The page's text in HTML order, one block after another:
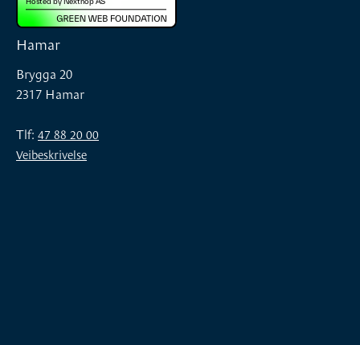
Hamar
Brygga 20
2317 Hamar
Tlf:47 88 20 00
Veibeskrivelse